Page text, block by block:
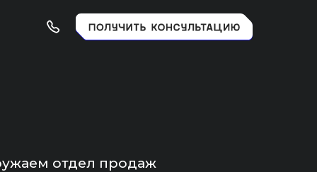
отдел продаж